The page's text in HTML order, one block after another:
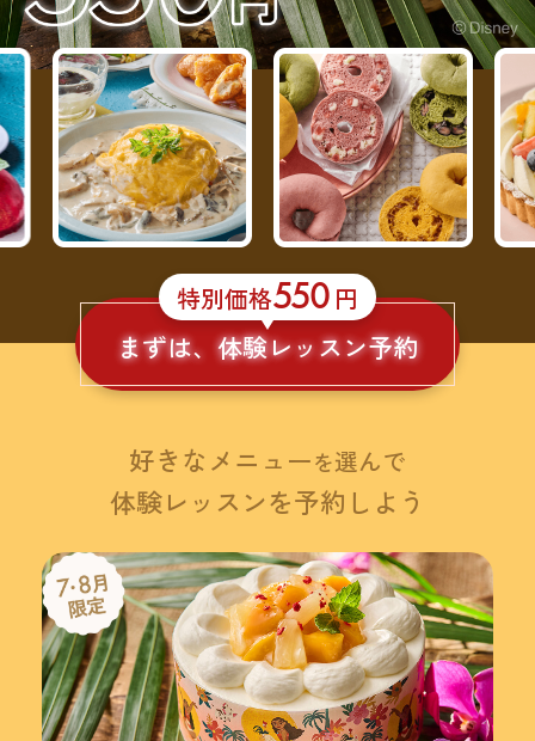
特別価格550 円
まずは、体験レッスン予約
好きなメニューを選んで
体験レッスンを予約しよう